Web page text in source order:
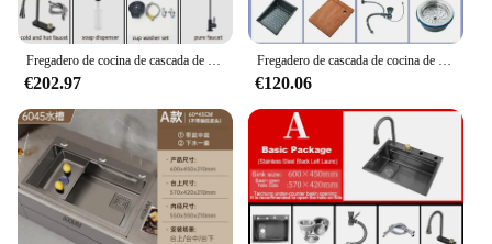
€202.97 €120.06